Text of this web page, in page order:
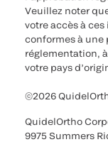
Veuillez noter
votre accès à
conformes à une
réglementation,
votre pays
©2026
QuidelOrtho
9975 Summers